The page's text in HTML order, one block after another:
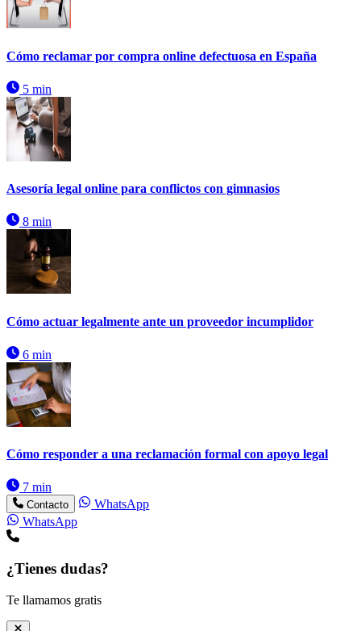
Cómo reclamar por compra online defectuosa en España
5 min
Asesoría legal online para conflictos con gimnasios
8 min
Cómo actuar legalmente ante un proveedor incumplidor
6 min
Cómo responder a una reclamación formal con apoyo legal
7 min
Contacto
WhatsApp
WhatsApp
¿Tienes dudas?
Te llamamos gratis